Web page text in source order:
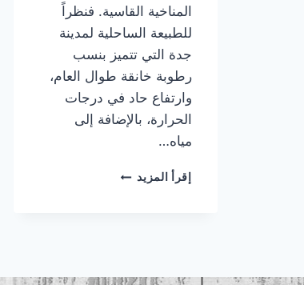
المناخية القاسية. فنظراً
للطبيعة الساحلية لمدينة
جدة التي تتميز بنسب
رطوبة خانقة طوال العام،
وارتفاع حاد في درجات
الحرارة، بالإضافة إلى
مياه…
إقرأ المزيد معلم
اسطح